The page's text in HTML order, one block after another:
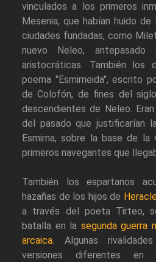
vinculados a los primeros
Mesenia, que habían huido
ciudades fundadas, como
nuevo Neleo,
aristocráticas. También los
poema "Esmirneida", escrito
de Colofón, de fines del
descendientes de Neleo.
del pasado que justificarían
Esmirna, sobre la base de
primeros navegantes que
También los espartanos
hazañas de los hijos de
a través del poeta Tirteo,
batalla en la segunda guerra
arcaica. Algunas
versiones diferentes en